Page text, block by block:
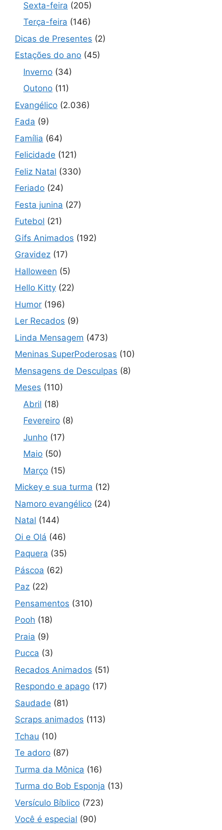
Sexta-feira (205)
Terça-feira (146)
Dicas de Presentes (2)
Estações do ano (45)
Inverno (34)
Outono (11)
Evangélico (2.036)
Fada (9)
Família (64)
Felicidade (121)
Feliz Natal (330)
Feriado (24)
Festa junina (27)
Futebol (21)
Gifs Animados (192)
Gravidez (17)
Halloween (5)
Hello Kitty (22)
Humor (196)
Ler Recados (9)
Linda Mensagem (473)
Meninas SuperPoderosas (10)
Mensagens de Desculpas (8)
Meses (110)
Abril (18)
Fevereiro (8)
Junho (17)
Maio (50)
Março (15)
Mickey e sua turma (12)
Namoro evangélico (24)
Natal (144)
Oi e Olá (46)
Paquera (35)
Páscoa (62)
Paz (22)
Pensamentos (310)
Pooh (18)
Praia (9)
Pucca (3)
Recados Animados (51)
Respondo e apago (17)
Saudade (81)
Scraps animados (113)
Tchau (10)
Te adoro (87)
Turma da Mônica (16)
Turma do Bob Esponja (13)
Versículo Bíblico (723)
Você é especial (90)